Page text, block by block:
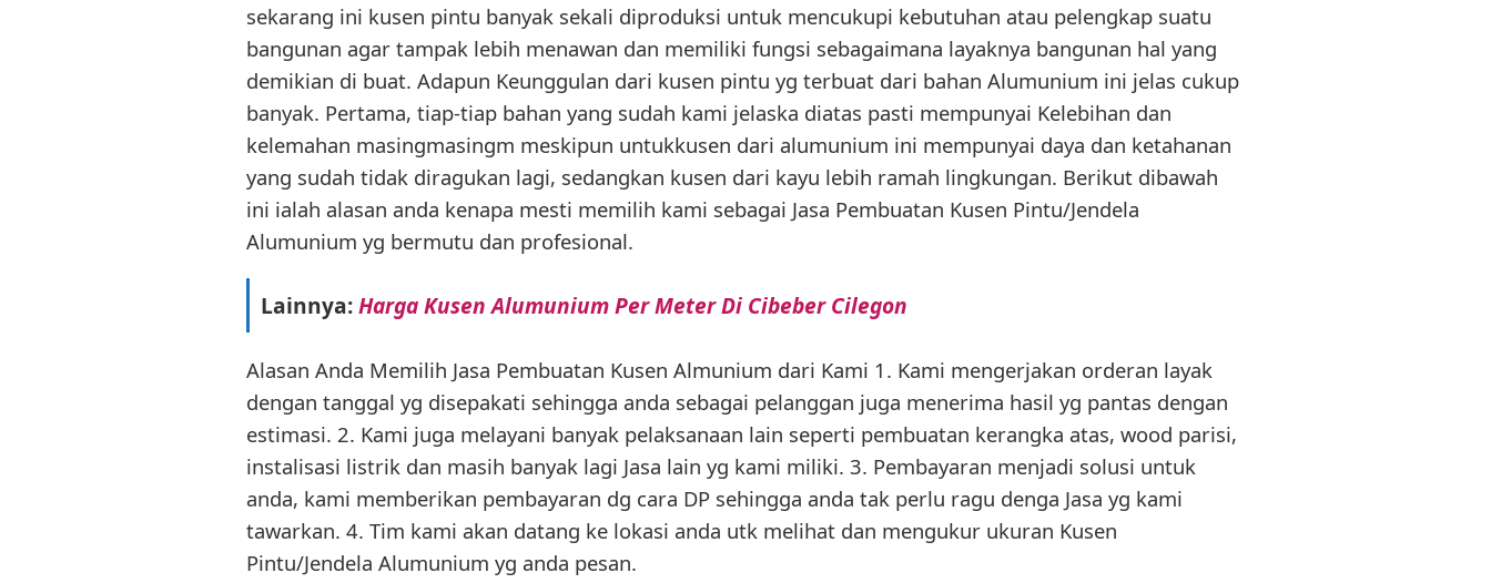
sekarang ini kusen pintu banyak sekali diproduksi untuk mencukupi kebutuhan atau pelengkap suatu
bangunan agar tampak lebih menawan dan memiliki fungsi sebagaimana layaknya bangunan hal yang
demikian di buat. Adapun Keunggulan dari kusen pintu yg terbuat dari bahan Alumunium ini jelas cukup
banyak. Pertama, tiap-tiap bahan yang sudah kami jelaska diatas pasti mempunyai Kelebihan dan
kelemahan masingmasingm meskipun untukkusen dari alumunium ini mempunyai daya dan ketahanan
yang sudah tidak diragukan lagi, sedangkan kusen dari kayu lebih ramah lingkungan. Berikut dibawah
ini ialah alasan anda kenapa mesti memilih kami sebagai Jasa Pembuatan Kusen Pintu/Jendela
Alumunium yg bermutu dan profesional.
Lainnya:Harga Kusen Alumunium Per Meter Di Cibeber Cilegon
Alasan Anda Memilih Jasa Pembuatan Kusen Almunium dari Kami 1. Kami mengerjakan orderan layak
dengan tanggal yg disepakati sehingga anda sebagai pelanggan juga menerima hasil yg pantas dengan
estimasi. 2. Kami juga melayani banyak pelaksanaan lain seperti pembuatan kerangka atas, wood parisi,
instalisasi listrik dan masih banyak lagi Jasa lain yg kami miliki. 3. Pembayaran menjadi solusi untuk
anda, kami memberikan pembayaran dg cara DP sehingga anda tak perlu ragu denga Jasa yg kami
tawarkan. 4. Tim kami akan datang ke lokasi anda utk melihat dan mengukur ukuran Kusen
Pintu/Jendela Alumunium yg anda pesan.